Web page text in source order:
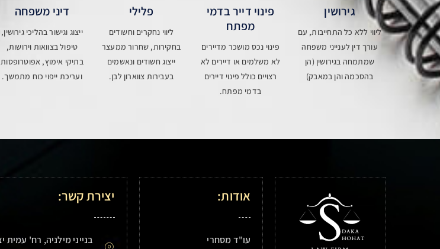
גירושין
ליווי ללא כל התחייבות, עם
עורך דין לענייני משפחה
שמתמחה בגירושין (הן
בהסכמה והן במאבק)
פינוי דייר בדמי
מפתח
פינוי נכס מושכר מדיירים
לא משלמים או דיירים לא
רצויים כולל פינוי דיירים
בדמי מפתח.
פלילי
ליווי נחקרים וחשודים
בחקירות, שחרור ממעצר
ייצוג חשודים ונאשמים
בעבירות צווארון לבן.
דיני משפחה
ייצוג וגישור בהליכי גירושין,
טיפול בצוואות וירושות,
בתיקי אימוץ, אפוטרופסות
ועריכת ייפוי כוח מתמשך.
אודות:
עו"ד מסחרי
יצירת קשר: